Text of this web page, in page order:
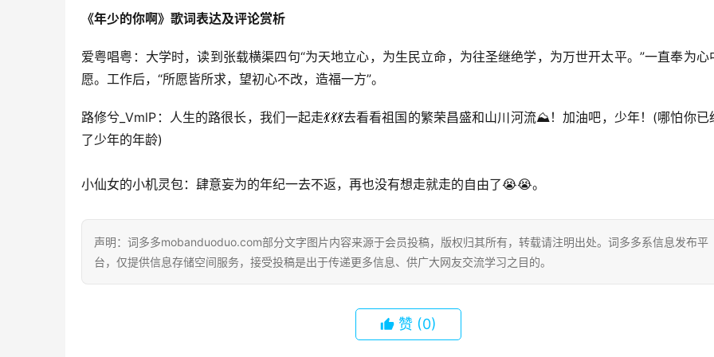
《年少的你啊》歌词表达及评论赏析
爱粤唱粤：大学时，读到张载横渠四句“为天地立心，为生民立命，为往圣继绝学，为万世开太平。”一直奉为心
愿。工作后，“所愿皆所求，望初心不改，造福一方”。
路修兮_VmlP：人生的路很长，我们一起走💃💃💃去看看祖国的繁荣昌盛和山川河流⛰️！加油吧，少年！(哪怕你已
了少年的年龄)
小仙女的小机灵包：肆意妄为的年纪一去不返，再也没有想走就走的自由了😭😭。
声明：词多多mobanduoduo.com部分文字图片内容来源于会员投稿，版权归其所有，转载请注明出处。词多多系信息发布平
台，仅提供信息存储空间服务，接受投稿是出于传递更多信息、供广大网友交流学习之目的。
赞 (0)